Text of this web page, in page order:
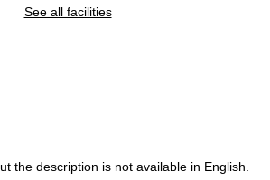
See all facilities
the description is not available in English.